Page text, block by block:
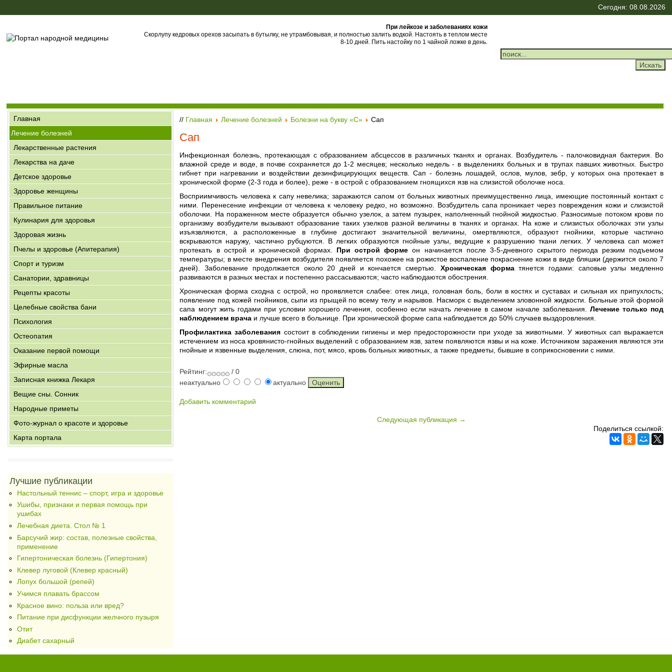
Сегодня: 08.08.2026
При лейкозе и заболеваниях кожи
Скорлупу кедровых орехов засыпать в бутылку, не утрамбовывая, и полностью залить водкой. Настоять в теплом месте
8-10 дней. Пить настойку по 1 чайной ложке в день.
Главная
Лечение болезней
Лекарственные растения
Лекарства на даче
Детское здоровье
Здоровье женщины
Правильное питание
Кулинария для здоровья
Здоровая жизнь
Пчелы и здоровье (Апитерапия)
Спорт и туризм
Санатории, здравницы
Рецепты красоты
Целебные свойства бани
Психология
Остеопатия
Оказание первой помощи
Эфирные масла
Записная книжка Лекаря
Вещие сны. Сонник
Народные приметы
Фото-журнал о красоте и здоровье
Карта портала
Лучшие публикации
Настольный теннис – спорт, игра и здоровье
Ушибы, признаки и первая помощь при
ушибах
Лечебная диета. Стол № 1
Барсучий жир: состав, полезные свойства,
применение
Гипертоническая болезнь (Гипертония)
Клевер луговой (Клевер красный)
Лопух большой (репей)
Учимся плавать брассом
Красное вино: польза или вред?
Питание при дисфункции желчного пузыря
Отит
Диабет сахарный
// Главная Лечение болезней Болезни на букву «С» Сап
Сап
Инфекционная болезнь, протекающая с образованием абсцессов в различных тканях и органах. Возбудитель - палочковидная бактерия. Во
влажной среде и воде, в почве сохраняется до 1-2 месяцев; несколько недель - в выделениях больных и в трупах павших животных. Быстро
гибнет при нагревании и воздействии дезинфицирующих веществ. Сап - болезнь лошадей, ослов, мулов, зебр, у которых она протекает в
хронической форме (2-3 года и более), реже - в острой с образованием гноящихся язв на слизистой оболочке носа.
Восприимчивость человека к сапу невелика; заражаются сапом от больных животных преимущественно лица, имеющие постоянный контакт с
ними. Перенесение инфекции от человека к человеку редко, но возможно. Возбудитель сапа проникает через повреждения кожи и слизистой
оболочки. На пораженном месте образуется обычно узелок, а затем пузырек, наполненный гнойной жидкостью. Разносимые потоком крови по
организму возбудители вызывают образование таких узелков разной величины в тканях и органах. На коже и слизистых оболочках эти узлы
изъязвляются, а расположенные в глубине достигают значительной величины, омертвляются, образуют гнойники, которые частично
вскрываются наружу, частично рубцуются. В легких образуются гнойные узлы, ведущие к разрушению ткани легких. У человека сап может
протекать в острой и хронической формах. При острой форме он начинается после 3-5-дневного скрытого периода резким подъемом
температуры; в месте внедрения возбудителя появляется похожее на рожистое воспаление покраснение кожи в виде бляшки (держится около 7
дней). Заболевание продолжается около 20 дней и кончается смертью. Хроническая форматянется годами: саповые узлы медленно
развиваются в разных местах и постепенно рассасываются; часто наблюдаются обострения.
Хроническая форма сходна с острой, но проявляется слабее: отек лица, головная боль, боли в костях и суставах и сильная их припухлость;
появление под кожей гнойников, сыпи из прыщей по всему телу и нарывов. Насморк с выделением зловонной жидкости. Больные этой формой
сапа могут жить годами при условии хорошего лечения, особенно если начать лечение в самом начале заболевания. Лечение только под
наблюдением врача и лучше всего в больнице. При хронической форме сапа наблюдается до 50% случаев выздоровления.
Профилактика заболевания состоит в соблюдении гигиены и мер предосторожности при уходе за животными. У животных сап выражается
истечением из носа кровянисто-гнойных выделений с образованием язв, затем появляются язвы и на коже. Источником заражения являются эти
гнойные и язвенные выделения, слюна, пот, мясо, кровь больных животных, а также предметы, бывшие в соприкосновении с ними.
Рейтинг:
/ 0
неактуально
актуально
Добавить комментарий
Следующая публикация →
Поделиться ссылкой: